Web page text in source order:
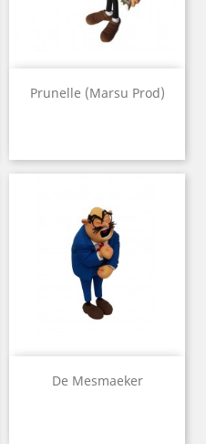
Prunelle (Marsu Prod)
De Mesmaeker